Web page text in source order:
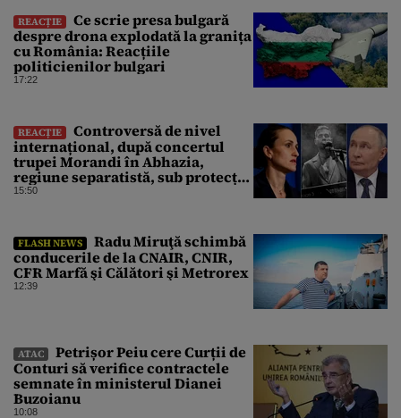
REACȚIE
Ce scrie presa bulgară
despre drona explodată la granița
cu România: Reacțiile
politicienilor bulgari
17:22
REACȚIE
Controversă de nivel
internațional, după concertul
trupei Morandi în Abhazia,
regiune separatistă, sub protecția
Rusiei
15:50
FLASH NEWS
Radu Miruţă schimbă
conducerile de la CNAIR, CNIR,
CFR Marfă şi Călători şi Metrorex
12:39
ATAC
Petrișor Peiu cere Curții de
Conturi să verifice contractele
semnate în ministerul Dianei
Buzoianu
10:08